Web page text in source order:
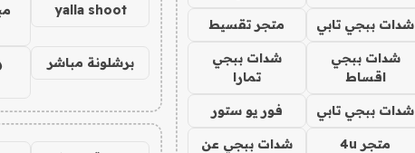
شدات ببجي تابي متجر تقسيط
شدات ببجي
اقساط
شدات ببجي
تمارا
شدات ببجي تابي فور يو ستور
متجر 4u شدات ببجي عن
yalla shoot
برشلونة مباشر